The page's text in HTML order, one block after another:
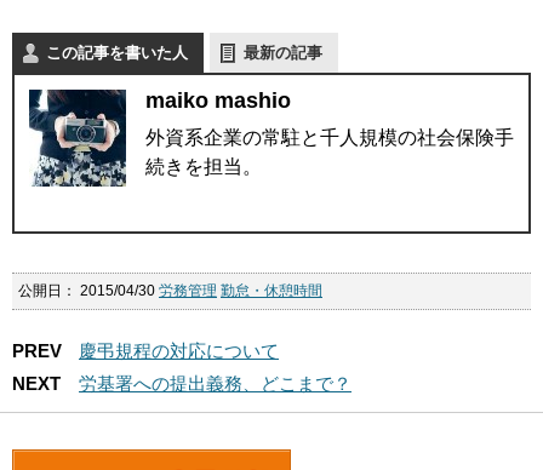
この記事を書いた人 最新の記事
maiko mashio
外資系企業の常駐と千人規模の社会保険手
続きを担当。
公開日： 2015/04/30 労務管理 勤怠・休憩時間
PREV
慶弔規程の対応について
NEXT
労基署への提出義務、どこまで？